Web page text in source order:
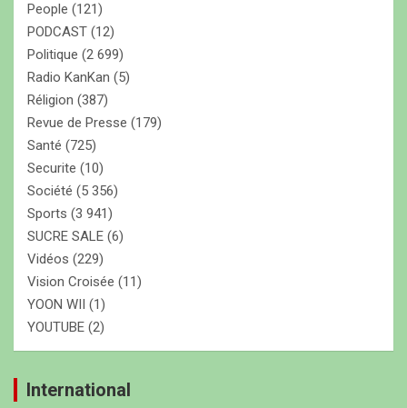
People (121)
PODCAST (12)
Politique (2 699)
Radio KanKan (5)
Réligion (387)
Revue de Presse (179)
Santé (725)
Securite (10)
Société (5 356)
Sports (3 941)
SUCRE SALE (6)
Vidéos (229)
Vision Croisée (11)
YOON WII (1)
YOUTUBE (2)
International